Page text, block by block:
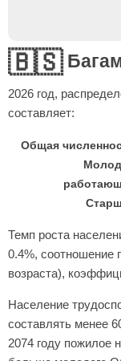
🇧🇸
2026 год,
составляет:
Общая
Темп роста
0.4%, соотношение
возраста),
Население
составлять менее
2074 году пожилое